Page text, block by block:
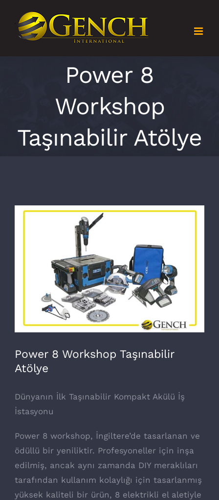
content
Power 8
Workshop
Taşınabilir Atölye
View
Power 8 Workshop Taşınabilir
Atölye
Dünyanın İlk Taşınabilir Kompakt Akülü İş
İstasyonu
Power 8 workshop, İngiltere’de tasarlanan ve
ödüllü bir yeniliktir. Profesyoneller için inşa
edilmiş, ancak aynı zamanda DIY meraklıları
tarafından kullanım kolaylığı için tasarlanmış
yüksek kaliteli bir ürün, 8 elektrikli el aletiyle